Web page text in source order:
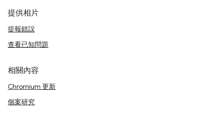
提供相片
提報錯誤
查看已知問題
相關內容
Chromium 更新
個案研究